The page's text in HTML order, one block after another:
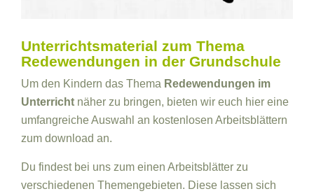
Unterrichtsmaterial zum Thema
Redewendungen in der Grundschule
Um den Kindern das Thema Redewendungen im
Unterricht näher zu bringen, bieten wir euch hier eine
umfangreiche Auswahl an kostenlosen Arbeitsblättern
zum download an.
Du findest bei uns zum einen Arbeitsblätter zu
verschiedenen Themengebieten. Diese lassen sich